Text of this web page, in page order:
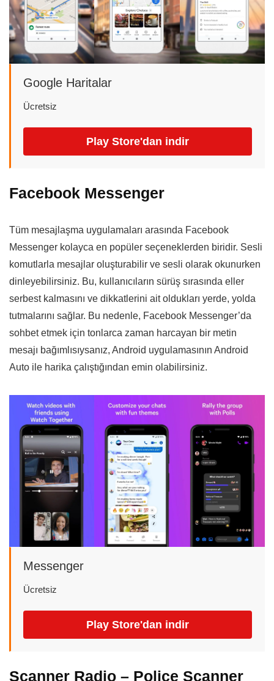
Google Haritalar
Ücretsiz
Play Store'dan indir
Facebook Messenger
Tüm mesajlaşma uygulamaları arasında Facebook
Messenger kolayca en popüler seçeneklerden biridir. Sesli
komutlarla mesajlar oluşturabilir ve sesli olarak okunurken
dinleyebilirsiniz. Bu, kullanıcıların sürüş sırasında eller
serbest kalmasını ve dikkatlerini ait oldukları yerde, yolda
tutmalarını sağlar. Bu nedenle, Facebook Messenger’da
sohbet etmek için tonlarca zaman harcayan bir metin
mesajı bağımlısıysanız, Android uygulamasının Android
Auto ile harika çalıştığından emin olabilirsiniz.
Messenger
Ücretsiz
Play Store'dan indir
Scanner Radio – Police Scanner